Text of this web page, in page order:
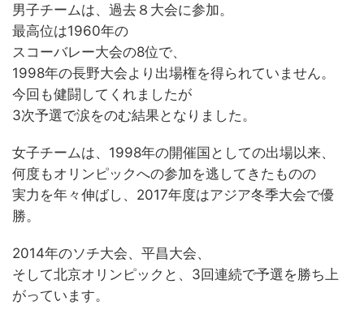
男子チームは、過去８大会に参加。
最高位は1960年の
スコーバレー大会の8位で、
1998年の長野大会より出場権を得られていません。
今回も健闘してくれましたが
3次予選で涙をのむ結果となりました。
女子チームは、1998年の開催国としての出場以来、
何度もオリンピックへの参加を逃してきたものの
実力を年々伸ばし、2017年度はアジア冬季大会で優
勝。
2014年のソチ大会、平昌大会、
そして北京オリンピックと、3回連続で予選を勝ち上
がっています。